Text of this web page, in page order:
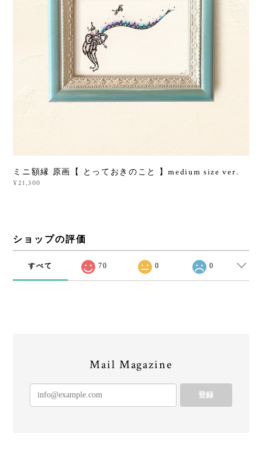
ミニ額縁 原画【 とっておきのこと 】medium size ver.
¥21,300
ショップの評価
すべて 70 0 0
Mail Magazine
登録